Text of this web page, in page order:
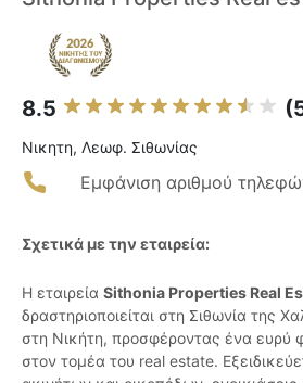
8.5
Νικητη, Λεωφ. Σιθωνίας
Εμφάνιση αριθμού
Σχετικά με την εταιρεία:
Η εταιρεία Sithonia Properties Real
δραστηριοποιείται στη Σιθωνία της
στη Νικήτη, προσφέροντας ένα ευρύ
στον τομέα του real estate.